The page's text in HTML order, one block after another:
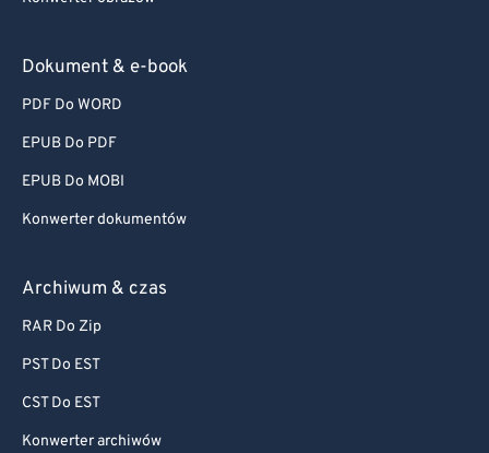
Dokument & e-book
PDF Do WORD
EPUB Do PDF
EPUB Do MOBI
Konwerter dokumentów
Archiwum & czas
RAR Do Zip
PST Do EST
CST Do EST
Konwerter archiwów